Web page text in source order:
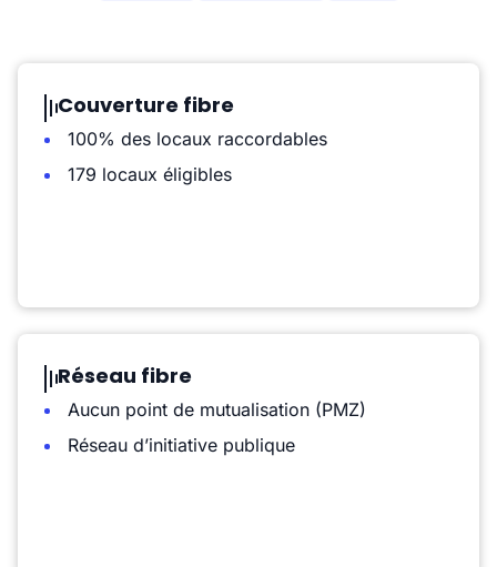
Couverture fibre
100% des locaux raccordables
179 locaux éligibles
Réseau fibre
Aucun point de mutualisation (PMZ)
Réseau d’initiative publique